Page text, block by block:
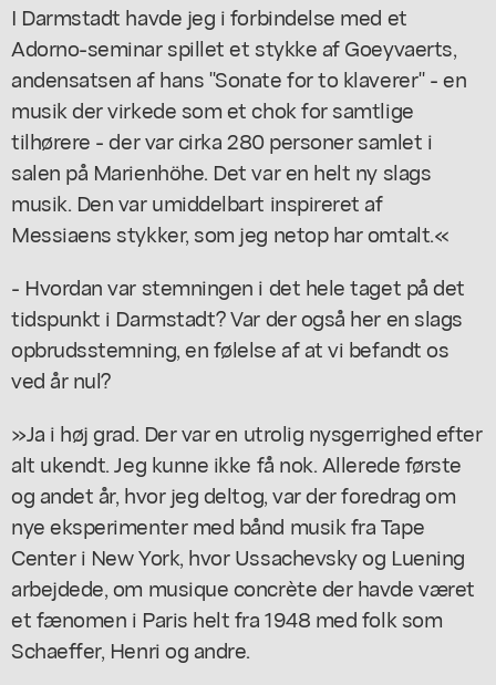
I Darmstadt havde jeg i forbindelse med et
Adorno-seminar spillet et stykke af Goeyvaerts,
andensatsen af hans "Sonate for to klaverer" - en
musik der virkede som et chok for samtlige
tilhørere - der var cirka 280 personer samlet i
salen på Marienhöhe. Det var en helt ny slags
musik. Den var umiddelbart inspireret af
Messiaens stykker, som jeg netop har omtalt.«
- Hvordan var stemningen i det hele taget på det
tidspunkt i Darmstadt? Var der også her en slags
opbrudsstemning, en følelse af at vi befandt os
ved år nul?
»Ja i høj grad. Der var en utrolig nysgerrighed efter
alt ukendt. Jeg kunne ikke få nok. Allerede første
og andet år, hvor jeg deltog, var der foredrag om
nye eksperimenter med bånd musik fra Tape
Center i New York, hvor Ussachevsky og Luening
arbejdede, om musique concrète der havde været
et fænomen i Paris helt fra 1948 med folk som
Schaeffer, Henri og andre.